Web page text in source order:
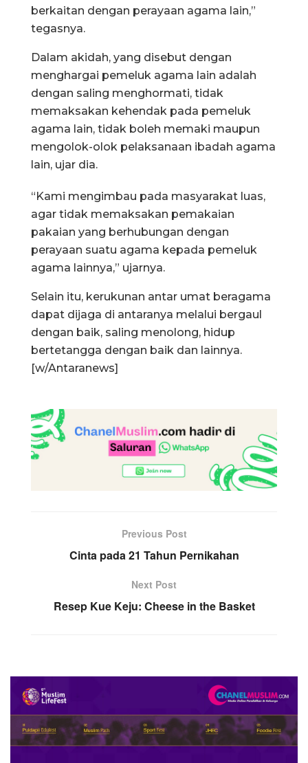
berkaitan dengan perayaan agama lain,”
tegasnya.
Dalam akidah, yang disebut dengan
menghargai pemeluk agama lain adalah
dengan saling menghormati, tidak
memaksakan kehendak pada pemeluk
agama lain, tidak boleh memaki maupun
mengolok-olok pelaksanaan ibadah agama
lain, ujar dia.
“Kami mengimbau pada masyarakat luas,
agar tidak memaksakan pemakaian
pakaian yang berhubungan dengan
perayaan suatu agama kepada pemeluk
agama lainnya,” ujarnya.
Selain itu, kerukunan antar umat beragama
dapat dijaga di antaranya melalui bergaul
dengan baik, saling menolong, hidup
bertetangga dengan baik dan lainnya.
[w/Antaranews]
Previous Post
Cinta pada 21 Tahun Pernikahan
Next Post
Resep Kue Keju: Cheese in the Basket